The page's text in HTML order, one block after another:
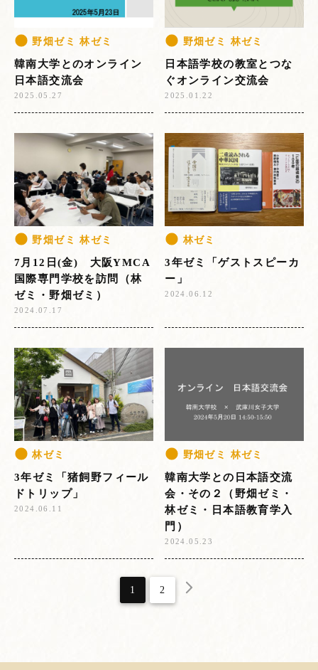
野畑ゼミ 林ゼミ
韓南大学とのオンライン
日本語交流会
2025.05.27
野畑ゼミ 林ゼミ
日本語学校の教室とつな
ぐオンライン交流会
2025.01.22
野畑ゼミ 林ゼミ
7月12日(金) 大阪YMCA
国際専門学校を訪問（林
ゼミ・野畑ゼミ）
2024.07.17
林ゼミ
3年ゼミ「ゲストスピーカ
ー」
2024.06.12
林ゼミ
3年ゼミ「猪飼野フィール
ドトリップ」
2024.06.11
野畑ゼミ 林ゼミ
韓南大学との日本語交流
会・その２（野畑ゼミ・
林ゼミ・日本語教育学入
門）
2024.05.23
1 2